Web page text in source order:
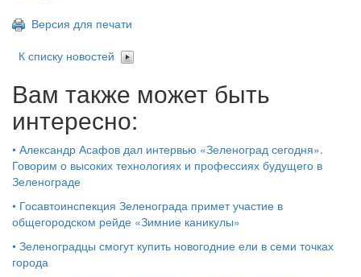
Версия для печати
К списку новостей
Вам также может быть
интересно:
• Александр Асафов дал интервью «Зеленоград сегодня».
Говорим о высоких технологиях и профессиях будущего в
Зеленограде
• Госавтоинспекция Зеленограда примет участие в
общегородском рейде «Зимние каникулы»
• Зеленоградцы смогут купить новогодние ели в семи точках
города